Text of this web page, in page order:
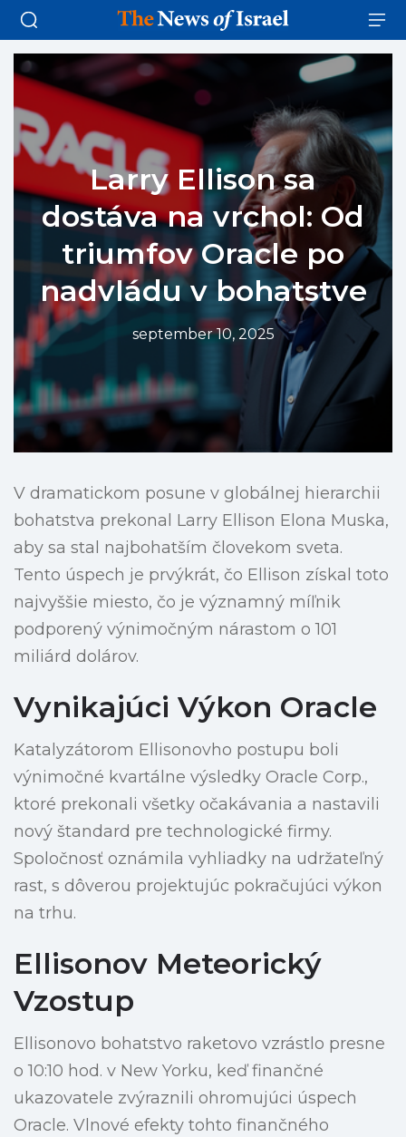
Larry Ellison sa
dostáva na vrchol: Od
triumfov Oracle po
nadvládu v bohatstve
september 10, 2025
V dramatickom posune v globálnej hierarchii
bohatstva prekonal Larry Ellison Elona Muska,
aby sa stal najbohatším človekom sveta.
Tento úspech je prvýkrát, čo Ellison získal toto
najvyššie miesto, čo je významný míľnik
podporený výnimočným nárastom o 101
miliárd dolárov.
Vynikajúci Výkon Oracle
Katalyzátorom Ellisonovho postupu boli
výnimočné kvartálne výsledky Oracle Corp.,
ktoré prekonali všetky očakávania a nastavili
nový štandard pre technologické firmy.
Spoločnosť oznámila vyhliadky na udržateľný
rast, s dôverou projektujúc pokračujúci výkon
na trhu.
Ellisonov Meteorický
Vzostup
Ellisonovo bohatstvo raketovo vzrástlo presne
o 10:10 hod. v New Yorku, keď finančné
ukazovatele zvýraznili ohromujúci úspech
Oracle. Vlnové efekty tohto finančného